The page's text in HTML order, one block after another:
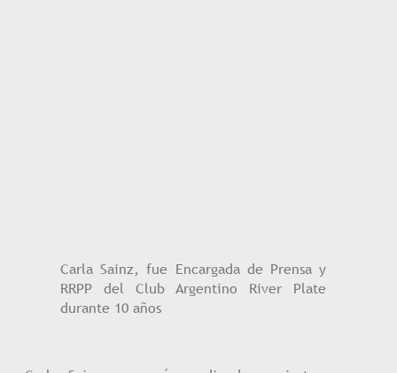
Carla Sainz, fue Encargada de Prensa y
RRPP del Club Argentino River Plate
durante 10 años